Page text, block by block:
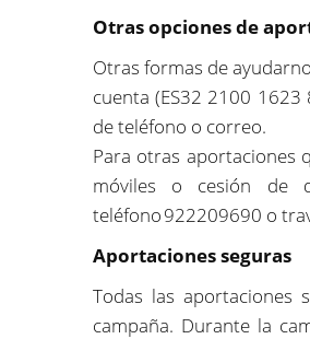
Otras opciones de
Otras formas de
cuenta (ES32 2100
de teléfono o correo.
Para otras aportaciones
móviles o cesión de
teléfono 922209690 o
Aportaciones seguras
Todas las aportaciones
campaña. Durante la